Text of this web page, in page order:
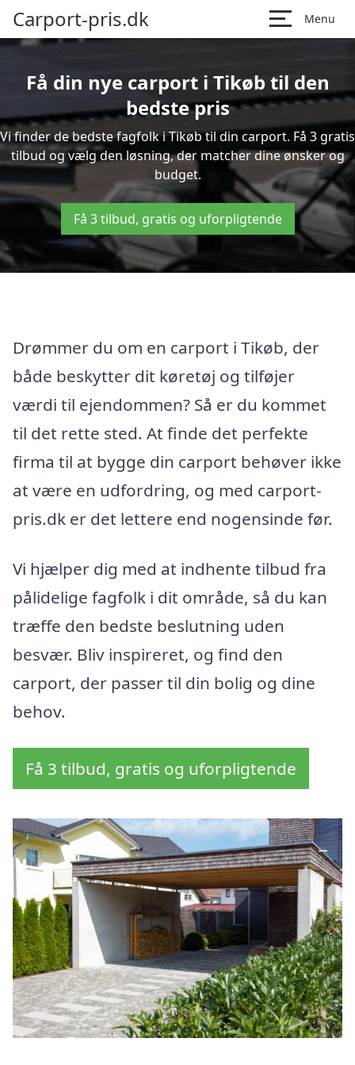
Carport-pris.dk Menu
Få din nye carport i Tikøb til den
bedste pris
Vi finder de bedste fagfolk i Tikøb til din carport. Få 3 gratis
tilbud og vælg den løsning, der matcher dine ønsker og
budget.
Få 3 tilbud, gratis og uforpligtende
Drømmer du om en carport i Tikøb, der
både beskytter dit køretøj og tilføjer
værdi til ejendommen? Så er du kommet
til det rette sted. At finde det perfekte
firma til at bygge din carport behøver ikke
at være en udfordring, og med carport-
pris.dk er det lettere end nogensinde før.
Vi hjælper dig med at indhente tilbud fra
pålidelige fagfolk i dit område, så du kan
træffe den bedste beslutning uden
besvær. Bliv inspireret, og find den
carport, der passer til din bolig og dine
behov.
Få 3 tilbud, gratis og uforpligtende